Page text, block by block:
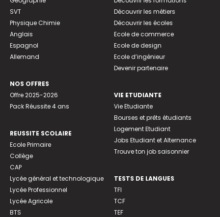
SVT
Physique Chimie
Anglais
Espagnol
Allemand
NOS OFFRES
Offre 2025-2026
Pack Réussite 4 ans
REUSSITE SCOLAIRE
Ecole Primaire
Collège
CAP
Lycée général et technologique
Lycée Professionnel
Lycée Agricole
BTS
Découvrir les métiers
Découvrir les écoles
Ecole de commerce
Ecole de design
Ecole d’ingénieur
Devenir partenaire
VIE ETUDIANTE
Vie Etudiante
Bourses et prêts étudiants
Logement Etudiant
Jobs Etudiant et Alternance
Trouve ton job saisonnier
TESTS DE LANGUES
TFI
TCF
TEF